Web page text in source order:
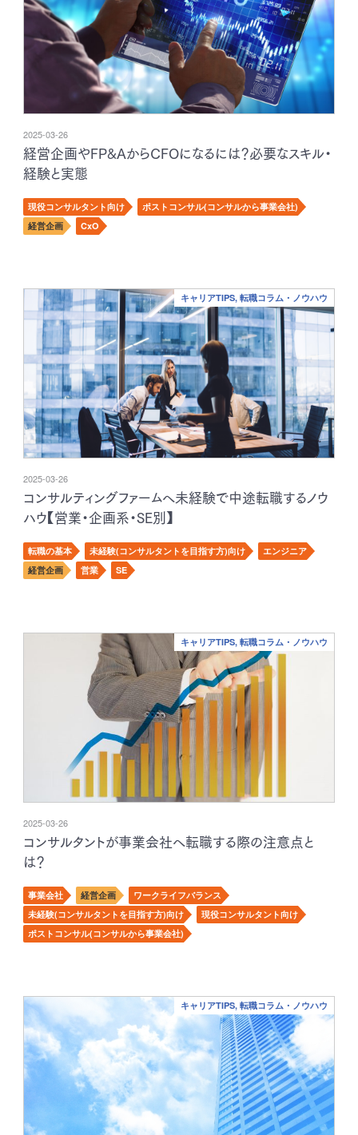
2025-03-26
経営企画やFP&AからCFOになるには？必要なスキル・
経験と実態
現役コンサルタント向け
ポストコンサル(コンサルから事業会社)
経営企画
CxO
キャリアTIPS, 転職コラム・ノウハウ
2025-03-26
コンサルティングファームへ未経験で中途転職するノウ
ハウ【営業・企画系・SE別】
転職の基本 未経験(コンサルタントを目指す方)向け
エンジニア
経営企画
営業 SE
キャリアTIPS, 転職コラム・ノウハウ
2025-03-26
コンサルタントが事業会社へ転職する際の注意点と
は？
事業会社 経営企画
ワークライフバランス
未経験(コンサルタントを目指す方)向け
現役コンサルタント向け
ポストコンサル(コンサルから事業会社)
キャリアTIPS, 転職コラム・ノウハウ